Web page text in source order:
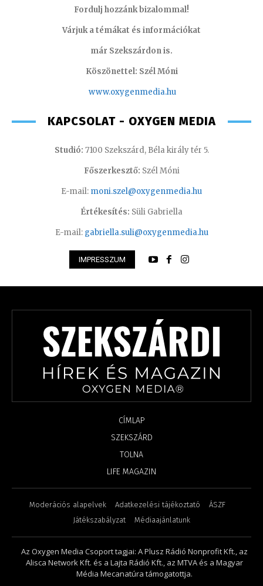
Fordulj hozzánk bizalommal!
Várjuk a témákat és információkat
már Szekszárdon is.
Köszönettel: Szél Móni
www.oxygenmedia.hu
KAPCSOLAT - OXYGEN MEDIA
Studió: 7100 Szekszárd, Béla király tér 5.
Főszerkesztő: Szél Móni
E-mail: moni.szel@oxygenmedia.hu
Értékesítés: Süli Gabriella
E-mail: gabriella.suli@oxygenmedia.hu
IMPRESSZUM
CÍMLAP
SZEKSZÁRD
TOLNA
LIFE MAGAZIN
Moderációs alapelvek Adatkezelési tájékoztató
ÁSZF
Játékszabályzat
Médiaajánlatunk
Az Oxygen Media Csoport tagjai: A Plusz Rádió Nonprofit Kft., az
Alisca Network Kft. és a Lajta Rádió Kft., az MTVA és a Magyar
Média Mecanatúra támogatottja.